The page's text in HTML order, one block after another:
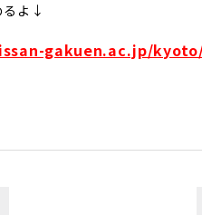
るよ↓
gakuen.ac.jp/